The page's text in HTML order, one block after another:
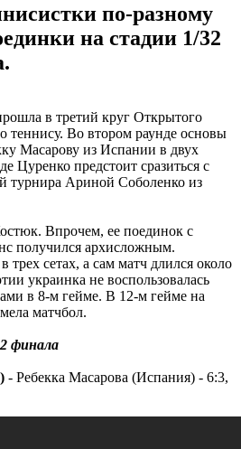
по-разному
на стадии 1/32
в третий круг Открытого
теннису. Во втором раунде основы
Масарову из Испании в двух
Цуренко предстоит сразиться с
турнира Ариной Соболенко из
Впрочем, ее поединок с
получился архисложным.
трех сетах, а сам матч длился около
украинка не воспользовалась
в 8-м гейме. В 12-м гейме на
матчбол.
финала
- Ребекка Масарова (Испания) - 6:3,